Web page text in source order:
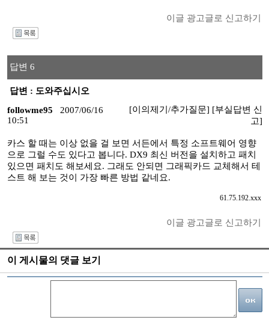
이글 광고글로 신고하기
답변 6
답변 : 도와주십시오
followme95
2007/06/16
10:51
[이의제기/추가질문] [부실답변 신
고]
카스 할 때는 이상 없을 걸 보면 서든에서 특정 소프트웨어 영향
으로 그럴 수도 있다고 봅니다. DX9 최신 버전을 설치하고 패치
있으면 패치도 해보세요. 그래도 안되면 그래픽카드 교체해서 테
스트 해 보는 것이 가장 빠른 방법 같네요.
61.75.192.xxx
이글 광고글로 신고하기
이 게시물의 댓글 보기